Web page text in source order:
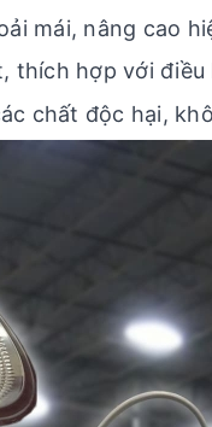
mái, nâng cao
thích hợp với
chất độc hại,